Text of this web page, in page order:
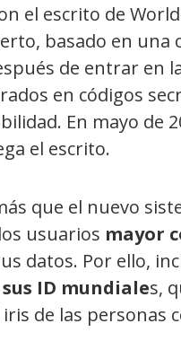
el escrito de
basado en
de entrar en
en códigos
En mayo de
el escrito.
que el nuevo
usuarios mayor
datos. Por ello,
ID mundiales,
iris de las personas